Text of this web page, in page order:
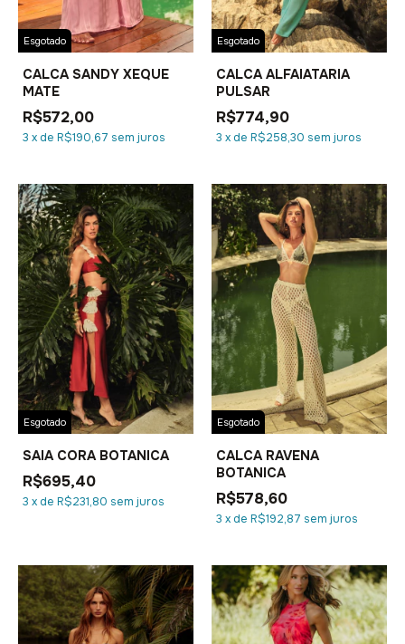
Esgotado
CALCA SANDY XEQUE
MATE
R$572,00
3 xde R$190,67 sem juros
Esgotado
CALCA ALFAIATARIA
PULSAR
R$774,90
3 xde R$258,30 sem juros
Esgotado
SAIA CORA BOTANICA
R$695,40
3 xde R$231,80 sem juros
Esgotado
CALCA RAVENA
BOTANICA
R$578,60
3 xde R$192,87 sem juros